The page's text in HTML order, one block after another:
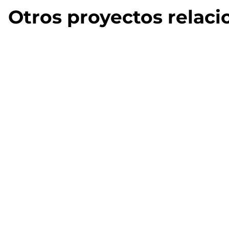
Otros proyectos